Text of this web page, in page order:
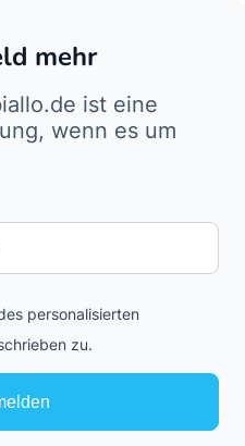
mehr
ist eine
wenn es um
personalisierten
zu.